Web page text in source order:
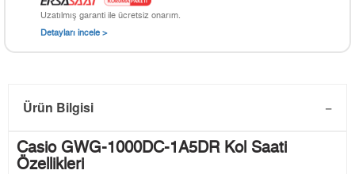
Uzatılmış garanti ile ücretsiz onarım.
Detayları incele >
Ürün Bilgisi
Casio GWG-1000DC-1A5DR Kol Saati
Özellikleri